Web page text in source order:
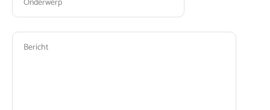
Please leave this field empty.